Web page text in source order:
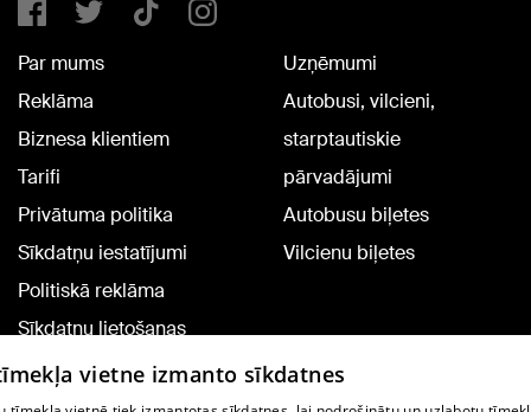
Par mums
Reklāma
Biznesa klientiem
Tarifi
Privātuma politika
Sīkdatņu iestatījumi
Politiskā reklāma
Sīkdatņu lietošanas
noteikumi
Komentāru pievienošana
Uzņēmumi
Autobusi, vilcieni,
starptautiskie
pārvadājumi
Autobusu biļetes
Vilcienu biļetes
vietne izmanto sīkdatnes